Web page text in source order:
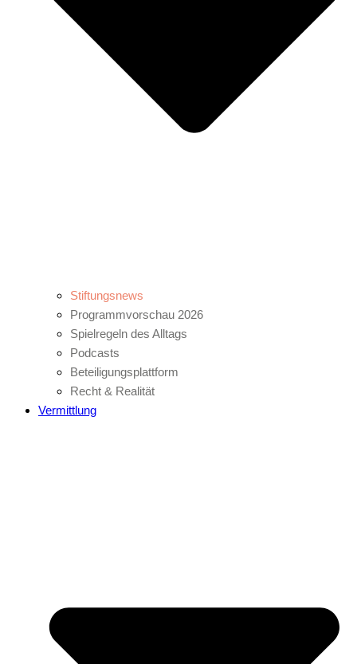
Stiftungsnews
Programmvorschau 2026
Spielregeln des Alltags
Podcasts
Beteiligungsplattform
Recht & Realität
Vermittlung